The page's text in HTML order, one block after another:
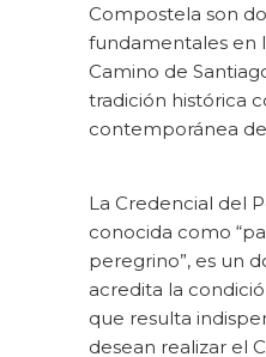
Compostela son
fundamentales en
Camino de
tradición histórica
contemporánea
La Credencial del
conocida como
peregrino”, es un
acredita la
que resulta
desean realizar el